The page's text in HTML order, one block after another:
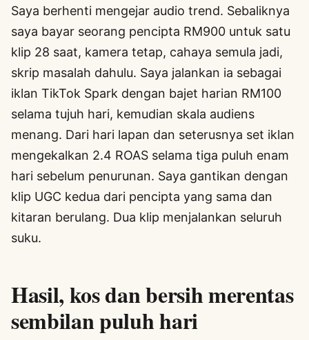
Saya berhenti mengejar audio trend. Sebaliknya
saya bayar seorang pencipta RM900 untuk satu
klip 28 saat, kamera tetap, cahaya semula jadi,
skrip masalah dahulu. Saya jalankan ia sebagai
iklan TikTok Spark dengan bajet harian RM100
selama tujuh hari, kemudian skala audiens
menang. Dari hari lapan dan seterusnya set iklan
mengekalkan 2.4 ROAS selama tiga puluh enam
hari sebelum penurunan. Saya gantikan dengan
klip UGC kedua dari pencipta yang sama dan
kitaran berulang. Dua klip menjalankan seluruh
suku.
Hasil, kos dan bersih merentas
sembilan puluh hari